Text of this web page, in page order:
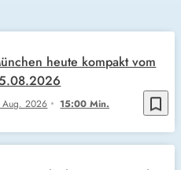
bookmark_border
2026 15:00 Min.
heute kompakt vom